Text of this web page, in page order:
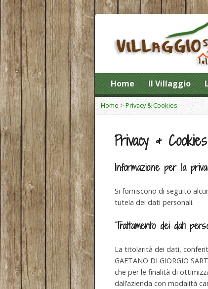
Home Il Villaggio
Home > Privacy & Cookies
Privacy & Cookies
Informazione per la
Si forniscono di seguito
tutela dei dati personali.
Trattamento dei dati
La titolarità dei dati,
GAETANO DI GIORGIO
che per le finalità di
dall’azienda con modalità